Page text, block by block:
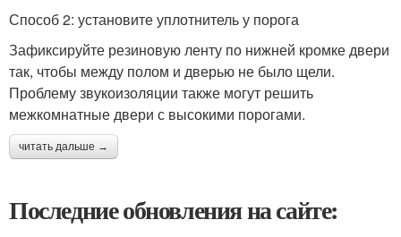
Способ 2: установите уплотнитель у порога
Зафиксируйте резиновую ленту по нижней кромке двери
так, чтобы между полом и дверью не было щели.
Проблему звукоизоляции также могут решить
межкомнатные двери с высокими порогами.
читать дальше →
Последние обновления на сайте: